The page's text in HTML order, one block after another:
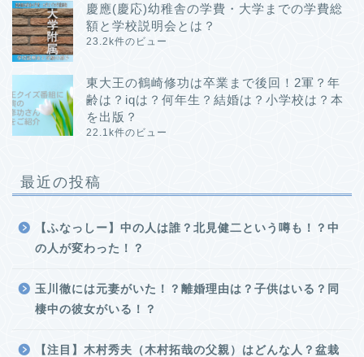
慶應(慶応)幼稚舎の学費・大学までの学費総
額と学校説明会とは？
23.2k件のビュー
東大王の鶴崎修功は卒業まで後回！2軍？年
齢は？iqは？何年生？結婚は？小学校は？本
を出版？
22.1k件のビュー
最近の投稿
【ふなっしー】中の人は誰？北見健二という噂も！？中
の人が変わった！？
玉川徹には元妻がいた！？離婚理由は？子供はいる？同
棲中の彼女がいる！？
【注目】木村秀夫（木村拓哉の父親）はどんな人？盆栽